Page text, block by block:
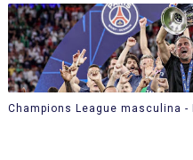
Champions League masculina -